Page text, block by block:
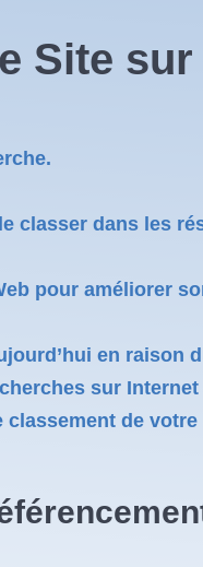
Site
classer dans les
pour améliorer
en raison
sur Internet
de votre